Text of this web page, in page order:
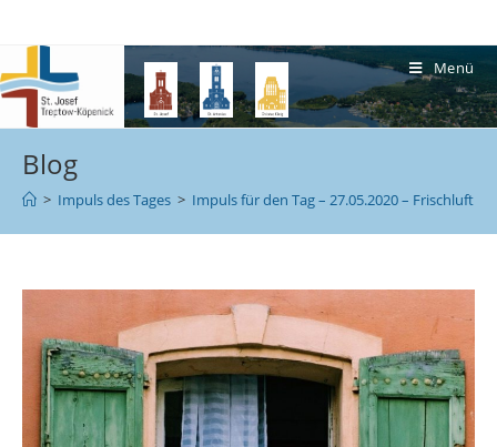
Menü
Blog
> Impuls des Tages > Impuls für den Tag – 27.05.2020 – Frischluft